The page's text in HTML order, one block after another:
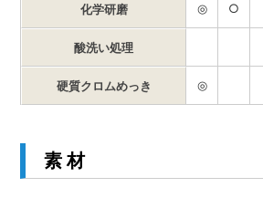
化学研磨 ◎ ○
酸洗い処理
硬質クロムめっき ◎
素 材